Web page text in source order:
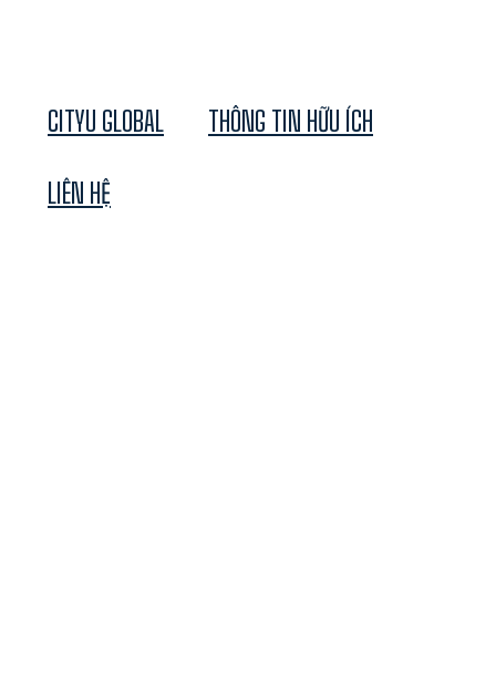
CITYU GLOBAL THÔNG TIN HỮU ÍCH
LIÊN HỆ